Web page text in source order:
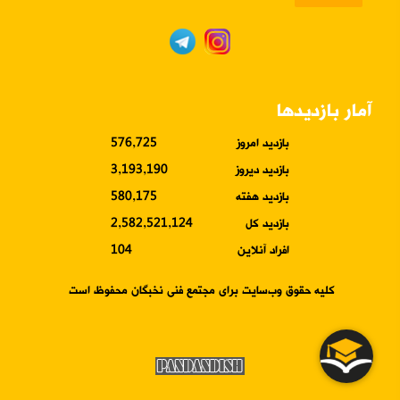
آمار بازدیدها
بازدید امروز
576,725
بازدید دیروز
3,193,190
بازدید هفته
580,175
بازدید کل
2,582,521,124
افراد آنلاین
104
کلیه حقوق وب‌سایت برای مجتمع فنی نخبگان محفوظ است